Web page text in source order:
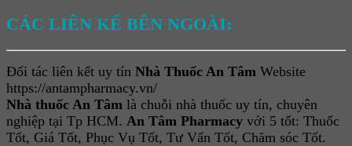
CÁC LIÊN KẾ BÊN NGOÀI:
Đối tác liên kết uy tín Nhà Thuốc An Tâm Website
https://antampharmacy.vn/
Nhà thuốc An Tâm là chuỗi nhà thuốc uy tín, chuyên
nghiệp tại Tp HCM. An Tâm Pharmacy với 5 tốt: Thuốc
Tốt, Giá Tốt, Phục Vụ Tốt, Tư Vấn Tốt, Chăm sóc Tốt.